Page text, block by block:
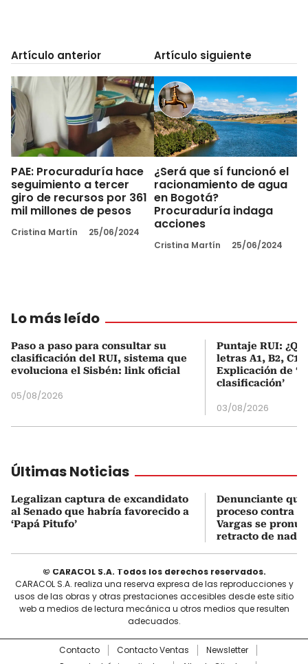
Artículo anterior
PAE: Procuraduría hace
seguimiento a tercer
giro de recursos por 361
mil millones de pesos
Cristina Martín 25/06/2024
Artículo siguiente
¿Será que sí funcionó el
racionamiento de agua
en Bogotá?
Procuraduría indaga
acciones
Cristina Martín 25/06/2024
Lo más leído
Paso a paso para consultar su
clasificación del RUI, sistema que
evoluciona el Sisbén: link oficial
05/08/2026
Puntaje RUI:
letras A1, B2, C1
Explicación de
clasificación’
03/08/2026
Últimas Noticias
Legalizan captura de excandidato
al Senado que habría favorecido a
‘Papá Pitufo’
Denunciante
proceso contra
Vargas se
retracto de nada”
© CARACOL S.A. Todos los derechos reservados.
CARACOL S.A. realiza una reserva expresa de las reproducciones y
usos de las obras y otras prestaciones accesibles desde este sitio
web a medios de lectura mecánica u otros medios que resulten
adecuados.
Contacto Contacto Ventas
Newsletter